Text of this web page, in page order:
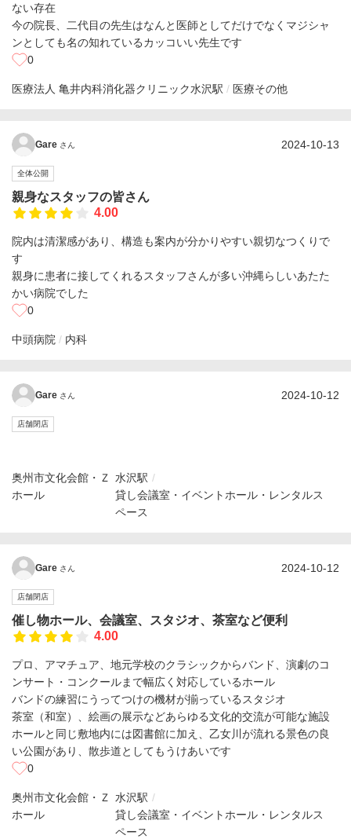
ない存在
今の院長、二代目の先生はなんと医師としてだけでなくマジシャ
ンとしても名の知れているカッコいい先生です
0
医療法人 亀井内科消化器クリニック水沢駅 医療その他
Gare さん 2024-10-13
全体公開
親身なスタッフの皆さん
4.00
院内は清潔感があり、構造も案内が分かりやすい親切なつくりで
す
親身に患者に接してくれるスタッフさんが多い沖縄らしいあたた
かい病院でした
0
中頭病院 内科
Gare さん 2024-10-12
店舗閉店
奥州市文化会館・Ｚ
ホール
水沢駅
貸し会議室・イベントホール・レンタルス
ペース
Gare さん 2024-10-12
店舗閉店
催し物ホール、会議室、スタジオ、茶室など便利
4.00
プロ、アマチュア、地元学校のクラシックからバンド、演劇のコ
ンサート・コンクールまで幅広く対応しているホール
バンドの練習にうってつけの機材が揃っているスタジオ
茶室（和室）、絵画の展示などあらゆる文化的交流が可能な施設
ホールと同じ敷地内には図書館に加え、乙女川が流れる景色の良
い公園があり、散歩道としてもうけあいです
0
奥州市文化会館・Ｚ
ホール
水沢駅
貸し会議室・イベントホール・レンタルス
ペース